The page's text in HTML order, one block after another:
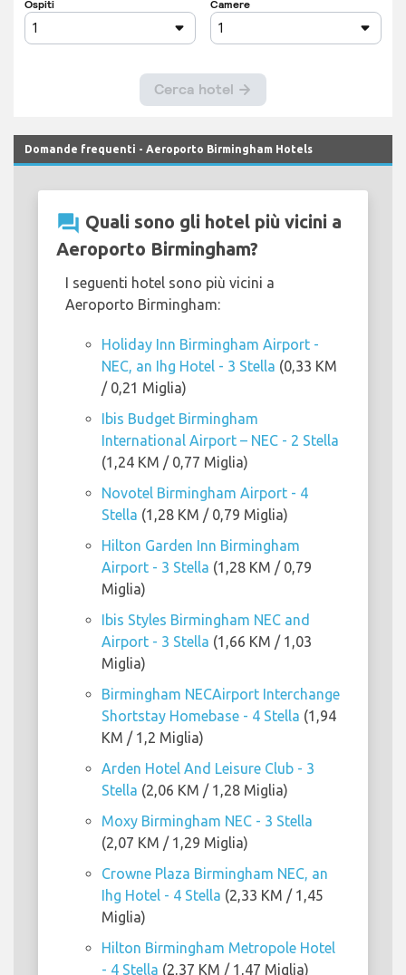
Domande frequenti - Aeroporto Birmingham Hotels
question_answer Quali sono gli hotel più vicini a
Aeroporto Birmingham?
I seguenti hotel sono più vicini a
Aeroporto Birmingham:
Holiday Inn Birmingham Airport -
NEC, an Ihg Hotel - 3 Stella (0,33 KM
/ 0,21 Miglia)
Ibis Budget Birmingham
International Airport – NEC - 2 Stella
(1,24 KM / 0,77 Miglia)
Novotel Birmingham Airport - 4
Stella (1,28 KM / 0,79 Miglia)
Hilton Garden Inn Birmingham
Airport - 3 Stella (1,28 KM / 0,79
Miglia)
Ibis Styles Birmingham NEC and
Airport - 3 Stella (1,66 KM / 1,03
Miglia)
Birmingham NECAirport Interchange
Shortstay Homebase - 4 Stella (1,94
KM / 1,2 Miglia)
Arden Hotel And Leisure Club - 3
Stella (2,06 KM / 1,28 Miglia)
Moxy Birmingham NEC - 3 Stella
(2,07 KM / 1,29 Miglia)
Crowne Plaza Birmingham NEC, an
Ihg Hotel - 4 Stella (2,33 KM / 1,45
Miglia)
Hilton Birmingham Metropole Hotel
- 4 Stella (2,37 KM / 1,47 Miglia)